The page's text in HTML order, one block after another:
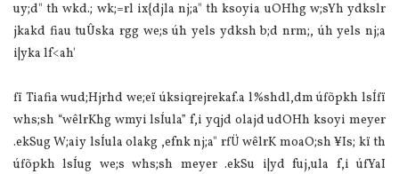
uy;d" th wkd.; wk;=rl ix{djla nj;a" th ksoyia uOHhg w;sYh ydkslr
jkakd fiau tuÛska rgg we;s úh yels ydksh b;d nrm;, úh yels nj;a
i|yka lf<ah'
fï Tiafia wud;Hjrhd we;eï úksiqrejrekaf.a l%shdl,dm úfõpkh lsÍfï
whs;sh “wêlrKhg wmyi lsÍula” f,i yqjd olajd udOHh ksoyi meyer
.ekSug W;aiy lsÍula olakg ,efnk nj;a" rfÜ wêlrK moaO;sh ¥Is; kï th
úfõpkh lsÍug we;s whs;sh meyer .ekSu i|yd fuj,ula f,i úfYaI